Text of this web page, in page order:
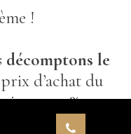
!
décomptons le
d’achat du
-50% sur